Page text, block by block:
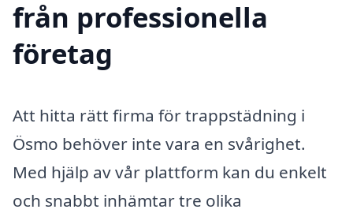
från professionella
företag
Att hitta rätt firma för trappstädning i
Ösmo behöver inte vara en svårighet.
Med hjälp av vår plattform kan du enkelt
och snabbt inhämtar tre olika